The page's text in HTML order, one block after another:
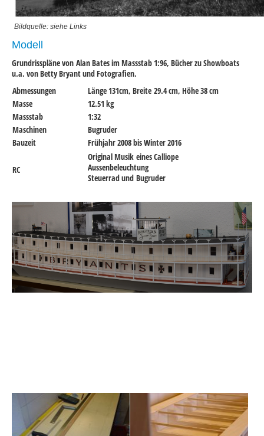
Bildquelle: siehe Links
Modell
Grundrisspläne von Alan Bates im Massstab 1:96, Bücher zu Showboats
u.a. von Betty Bryant und Fotografien.
Abmessungen
Länge 131cm, Breite 29.4 cm, Höhe 38 cm
Masse
12.51 kg
Massstab
1:32
Maschinen
Bugruder
Bauzeit
Frühjahr 2008 bis Winter 2016
RC
Original Musik eines Calliope
Aussenbeleuchtung
Steuerrad und Bugruder